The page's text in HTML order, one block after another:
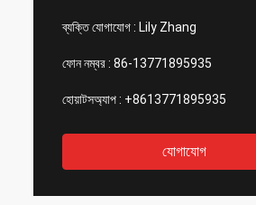
ব্যক্তি যোগাযোগ : Lily Zhang
ফোন নম্বর : 86-13771895935
হোয়াটসঅ্যাপ : +8613771895935
যোগাযোগ